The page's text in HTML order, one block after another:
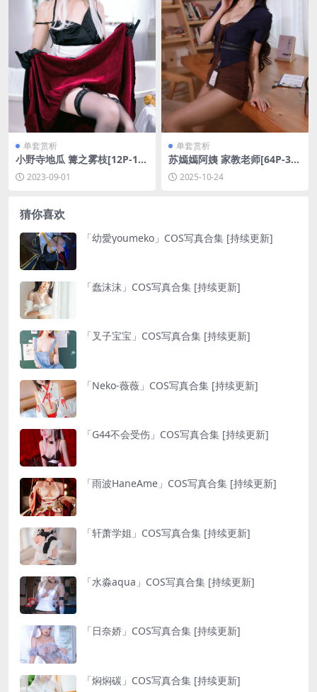
单套赏析
小野寺地瓜 篝之雾枝[12P-11
9MB]2023-09-01
单套赏析
苏嫣嫣阿姨 家教老师[64P-3V-
782.5M]
2025-10-24
猜你喜欢
「幼愛youmeko」COS写真合集 [持续更新]
「蠢沫沫」COS写真合集 [持续更新]
「叉子宝宝」COS写真合集 [持续更新]
「Neko-薇薇」COS写真合集 [持续更新]
「G44不会受伤」COS写真合集 [持续更新]
「雨波HaneAme」COS写真合集 [持续更新]
「轩萧学姐」COS写真合集 [持续更新]
「水淼aqua」COS写真合集 [持续更新]
「日奈娇」COS写真合集 [持续更新]
「焖焖碳」COS写真合集 [持续更新]